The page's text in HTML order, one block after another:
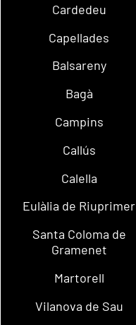
Cardedeu
Capellades
Balsareny
Bagà
Campins
Callús
Calella
Eulàlia de Riuprimer
Santa Coloma de
Gramenet
Martorell
Vilanova de Sau